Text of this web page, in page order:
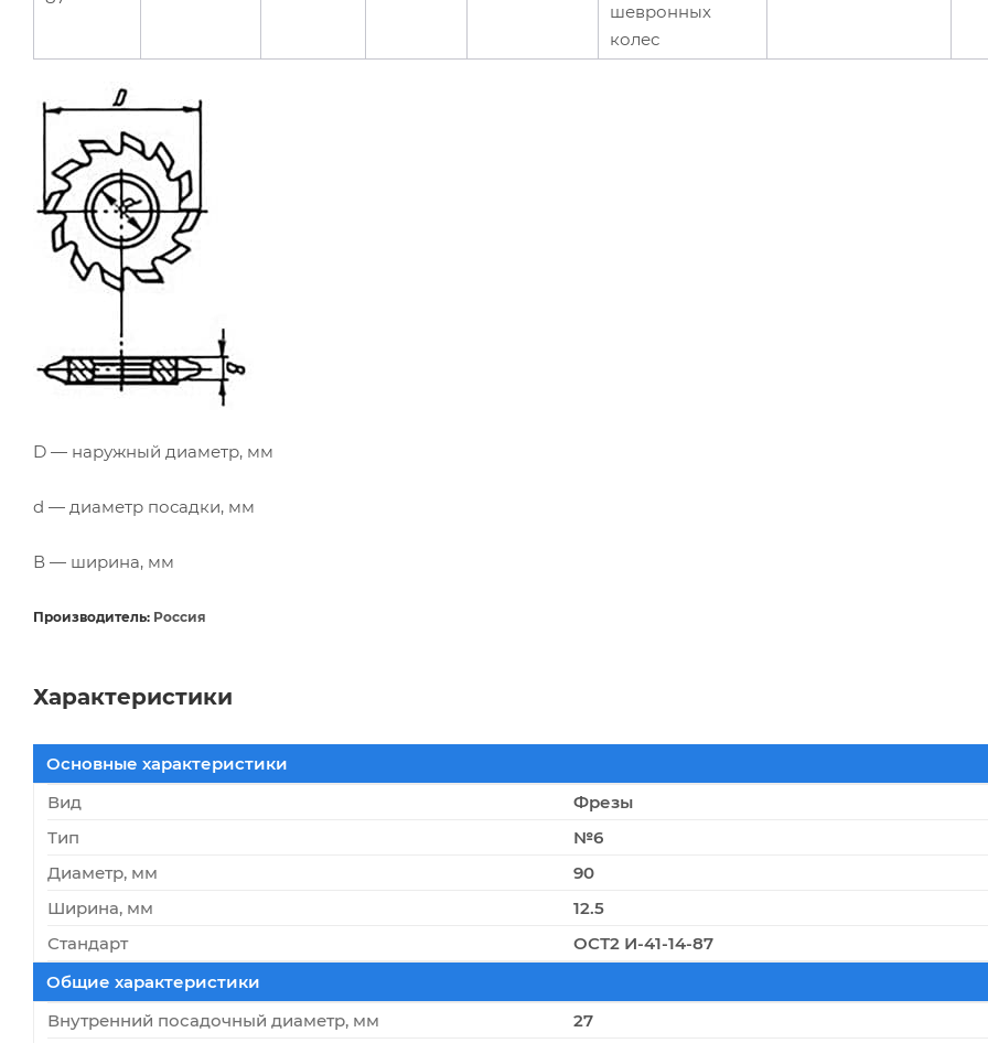
шевронных
колес
D — наружный диаметр, мм
d — диаметр посадки, мм
В — ширина, мм
Производитель: Россия
Характеристики
Основные характеристики
Вид
Фрезы
Тип
№6
Диаметр, мм
90
Ширина, мм
12.5
Стандарт
ОСТ2 И-41-14-87
Общие характеристики
Внутренний посадочный диаметр, мм
27